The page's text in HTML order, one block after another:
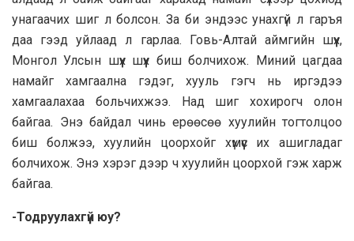
унагаачих шиг л болсон. За би эндээс унахгүй л гаръя
даа гээд уйлаад л гарлаа. Говь-Алтай аймгийн шүүх,
Монгол Улсын шүүх шүүх биш болчихож. Миний цагдаа
намайг хамгаална гэдэг, хууль гэгч нь иргэдээ
хамгаалахаа больчихжээ. Над шиг хохирогч олон
байгаа. Энэ байдал чинь ерөөсөө хуулийн тогтолцоо
биш болжээ, хуулийн цоорхойг хүмүүс их ашигладаг
болчихож. Энэ хэрэг дээр ч хуулийн цоорхой гэж харж
байгаа.
-Тодруулахгүй юу?